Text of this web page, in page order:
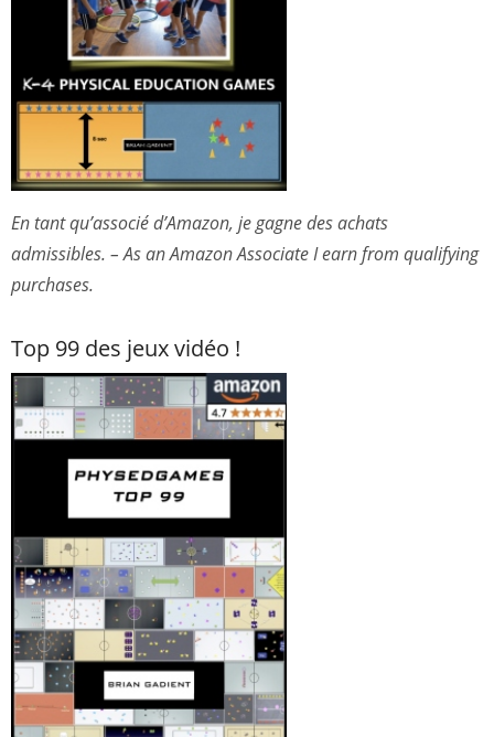
En tant qu’associé d’Amazon, je gagne des achats
admissibles. – As an Amazon Associate I earn from qualifying
purchases.
Top 99 des jeux vidéo !